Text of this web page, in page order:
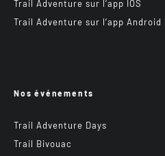
Trail Adventure sur l’app IOS
Trail Adventure sur l’app Android
Nos événements
Trail Adventure Days
Trail Bivouac